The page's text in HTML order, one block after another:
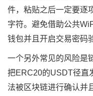
件，粘贴之后一定要逐
字符。避免借助公共
钱包并且开启交易密码
一个另外常见的风险是
把ERC20的USDT径直
法被区块链进行确认并